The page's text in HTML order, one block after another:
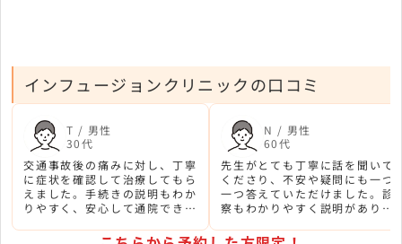
インフュージョンクリニックの口コミ
T / 男性
30代
交通事故後の痛みに対し、丁寧
に症状を確認して治療してもら
えました。手続きの説明もわか
りやすく、安心して通院でき回
N / 男性
60代
先生がとても丁寧に話を聞いて
くださり、不安や疑問にも一つ
一つ答えていただけました。診
察もわかりやすく説明があり、
できています。スタッフの方も